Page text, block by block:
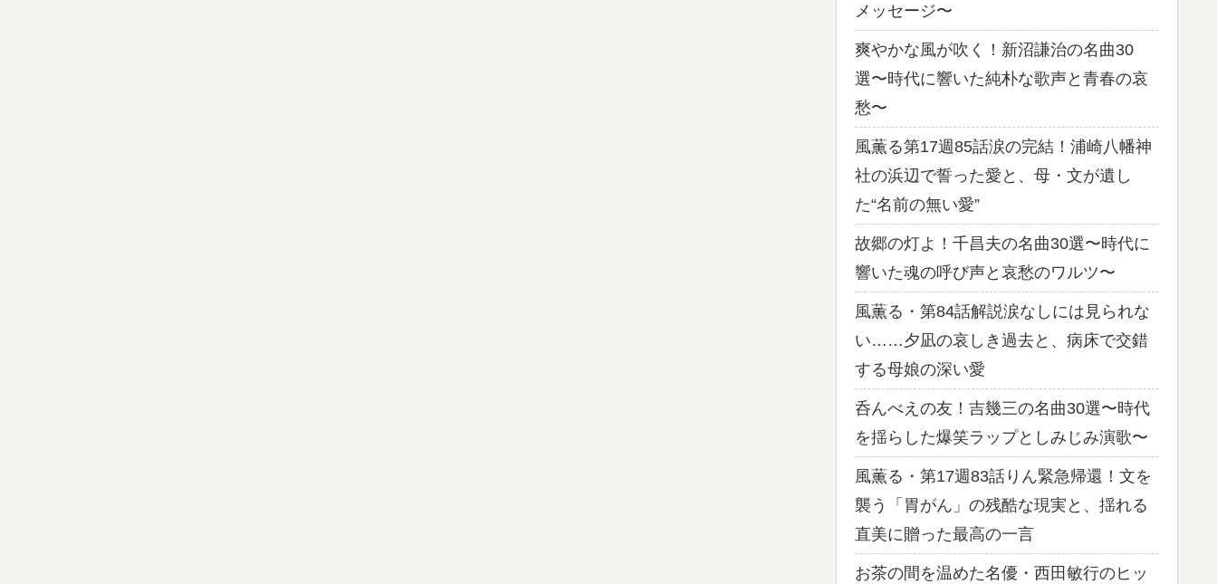
メッセージ〜
爽やかな風が吹く！新沼謙治の名曲30
選〜時代に響いた純朴な歌声と青春の哀
愁〜
風薫る第17週85話涙の完結！浦崎八幡神
社の浜辺で誓った愛と、母・文が遺し
た“名前の無い愛”
故郷の灯よ！千昌夫の名曲30選〜時代に
響いた魂の呼び声と哀愁のワルツ〜
風薫る・第84話解説涙なしには見られな
い……夕凪の哀しき過去と、病床で交錯
する母娘の深い愛
呑んべえの友！吉幾三の名曲30選〜時代
を揺らした爆笑ラップとしみじみ演歌〜
風薫る・第17週83話りん緊急帰還！文を
襲う「胃がん」の残酷な現実と、揺れる
直美に贈った最高の一言
お茶の間を温めた名優・西田敏行のヒッ